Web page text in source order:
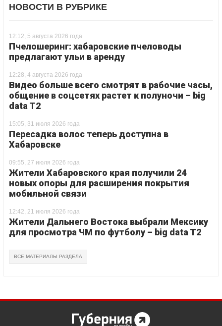
НОВОСТИ В РУБРИКЕ
12:12, 5 августа 2026 года
Пчелошеринг: хабаровские пчеловоды
предлагают ульи в аренду
12:28, 4 августа 2026 года
Видео больше всего смотрят в рабочие часы,
общение в соцсетях растет к полуночи – big
data T2
15:05, 31 июля 2026 года
Пересадка волос теперь доступна в
Хабаровске
09:55, 27 июля 2026 года
Жители Хабаровского края получили 24
новых опоры для расширения покрытия
мобильной связи
12:42, 21 июля 2026 года
Жители Дальнего Востока выбрали Мексику
для просмотра ЧМ по футболу – big data T2
ВСЕ МАТЕРИАЛЫ РАЗДЕЛА